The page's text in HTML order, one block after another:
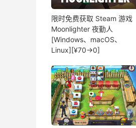
限时免费获取 Steam 游戏
Moonlighter 夜勤人
[Windows、macOS、
Linux][¥70→0]